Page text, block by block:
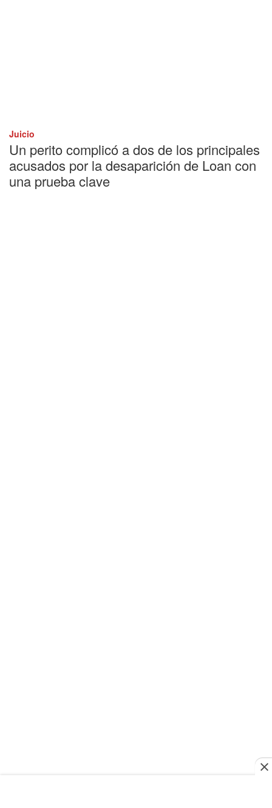
Juicio
Un perito complicó a dos de los principales
acusados por la desaparición de Loan con
una prueba clave